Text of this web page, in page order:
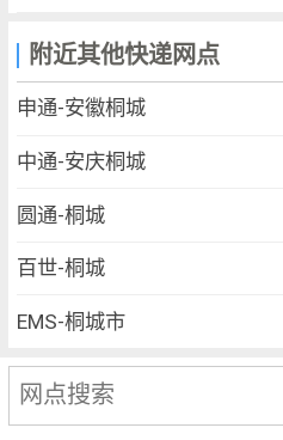
韵达快递-安徽桐城市羊子路
韵达快递-安徽桐城市都市华
韵达快递-安徽桐城市山水龙
韵达快递-安徽桐城市范岗镇
韵达快递-安徽桐城市公司港
韵达快递-安徽桐城市公司老
附近其他快递网点
申通-安徽桐城
中通-安庆桐城
圆通-桐城
百世-桐城
EMS-桐城市
宅急送-桐城市
申通-安徽枞阳